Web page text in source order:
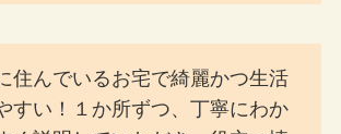
住んでいるお宅で綺麗かつ生活
すい！１か所ずつ、丁寧にわか